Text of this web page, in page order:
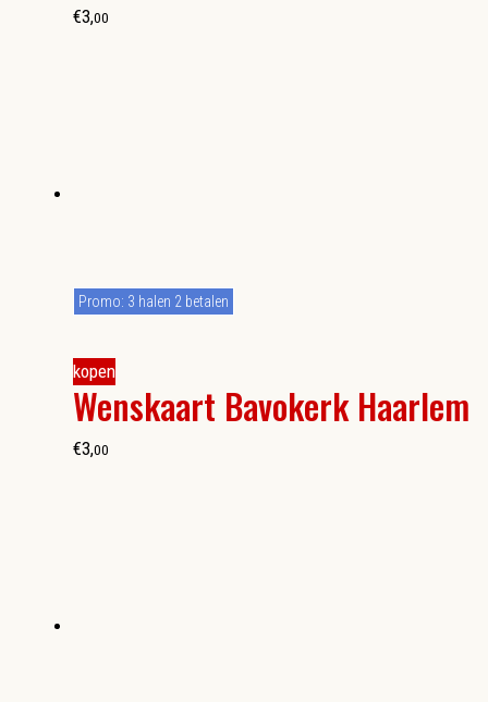
€3,00
kopen
Wenskaart Bavokerk Haarlem
Promo: 3 halen 2 betalen
€3,00